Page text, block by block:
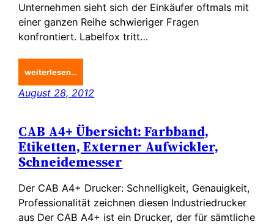
Unternehmen sieht sich der Einkäufer oftmals mit
einer ganzen Reihe schwieriger Fragen
konfrontiert. Labelfox tritt…
weiterlesen…
August 28, 2012
CAB A4+ Übersicht: Farbband,
Etiketten, Externer Aufwickler,
Schneidemesser
Der CAB A4+ Drucker: Schnelligkeit, Genauigkeit,
Professionalität zeichnen diesen Industriedrucker
aus Der CAB A4+ ist ein Drucker, der für sämtliche